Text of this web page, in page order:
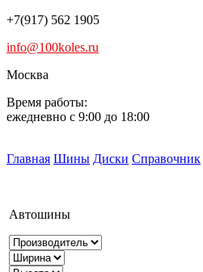
+7(917) 562 1905
info@100koles.ru
Москва
Время работы:
ежедневно с 9:00 до 18:00
Главная Шины Диски Справочник
Автошины